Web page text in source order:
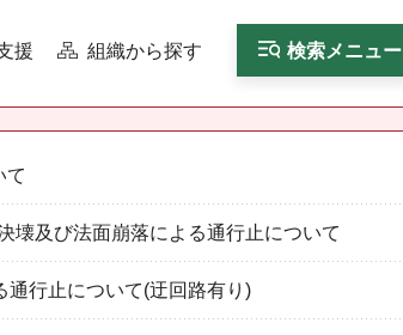
援 組織から探す 検索メニュー
て
壊及び法面崩落による通行止について
通行止について(迂回路有り)